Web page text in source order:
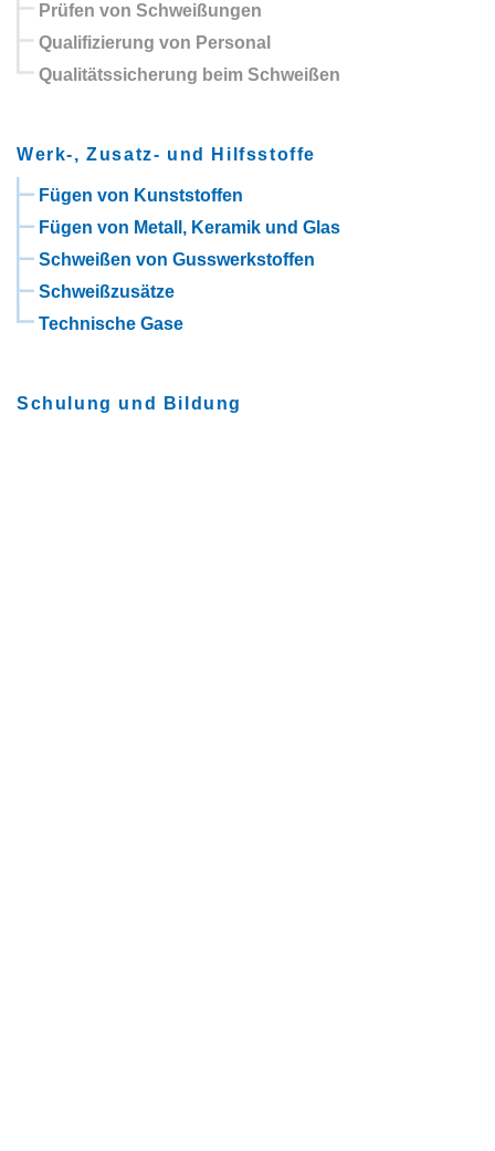
Prüfen von Schweißungen
Qualifizierung von Personal
Qualitätssicherung beim Schweißen
Werk-, Zusatz- und Hilfsstoffe
Fügen von Kunststoffen
Fügen von Metall, Keramik und Glas
Schweißen von Gusswerkstoffen
Schweißzusätze
Technische Gase
Schulung und Bildung